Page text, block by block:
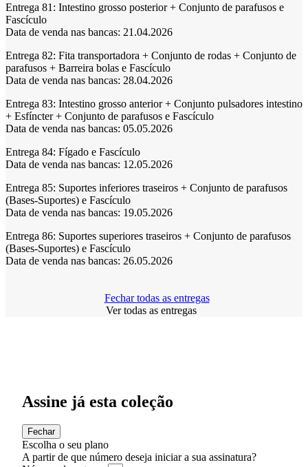
Entrega 81: Intestino grosso posterior + Conjunto de parafusos e
Fascículo
Data de venda nas bancas: 21.04.2026
Entrega 82: Fita transportadora + Conjunto de rodas + Conjunto de
parafusos + Barreira bolas e Fascículo
Data de venda nas bancas: 28.04.2026
Entrega 83: Intestino grosso anterior + Conjunto pulsadores intestino
+ Esfíncter + Conjunto de parafusos e Fascículo
Data de venda nas bancas: 05.05.2026
Entrega 84: Fígado e Fascículo
Data de venda nas bancas: 12.05.2026
Entrega 85: Suportes inferiores traseiros + Conjunto de parafusos
(Bases-Suportes) e Fascículo
Data de venda nas bancas: 19.05.2026
Entrega 86: Suportes superiores traseiros + Conjunto de parafusos
(Bases-Suportes) e Fascículo
Data de venda nas bancas: 26.05.2026
Fechar todas as entregas
Ver todas as entregas
Assine já esta coleção
Fechar
Escolha o seu plano
A partir de que número deseja iniciar a sua assinatura?